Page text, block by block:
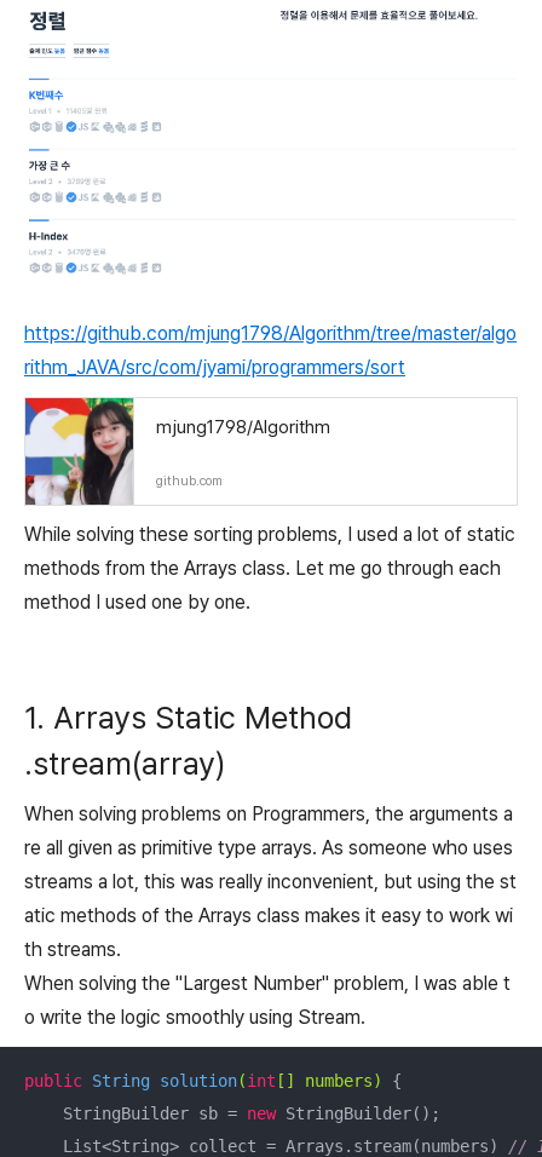
https://github.com/mjung1798/Algorithm/tree/master/algo
rithm_JAVA/src/com/jyami/programmers/sort
mjung1798/Algorithm
github.com
While solving these sorting problems, I used a lot of static
methods from the Arrays class. Let me go through each
method I used one by one.
1. Arrays Static Method
.stream(array)
When solving problems on Programmers, the arguments a
re all given as primitive type arrays. As someone who uses
streams a lot, this was really inconvenient, but using the st
atic methods of the Arrays class makes it easy to work wi
th streams.
When solving the "Largest Number" problem, I was able t
o write the logic smoothly using Stream.
public String solution(int [] numbers)
{
    StringBuilder sb =
new StringBuilder();
    List<String> collect = Arrays.stream(numbers)
//